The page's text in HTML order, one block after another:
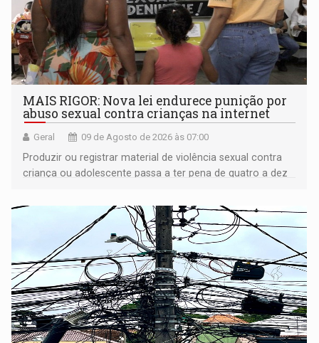
MAIS RIGOR: Nova lei endurece punição por
abuso sexual contra crianças na internet
Geral 09 de Agosto de 2026 às 07:00
Produzir ou registrar material de violência sexual contra
criança ou adolescente passa a ter pena de quatro a dez